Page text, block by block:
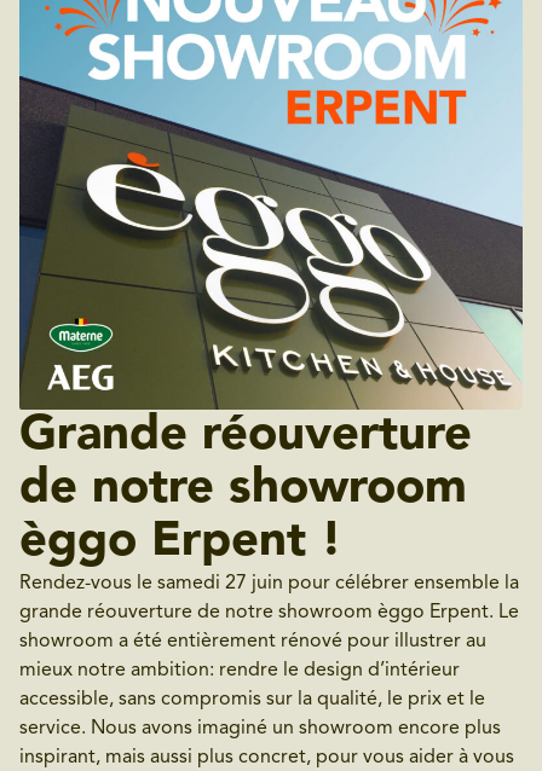
Grande réouverture
de notre showroom
èggo Erpent !
Rendez-vous le samedi 27 juin pour célébrer ensemble la
grande réouverture de notre showroom èggo Erpent. Le
showroom a été entièrement rénové pour illustrer au
mieux notre ambition: rendre le design d’intérieur
accessible, sans compromis sur la qualité, le prix et le
service. Nous avons imaginé un showroom encore plus
inspirant, mais aussi plus concret, pour vous aider à vous